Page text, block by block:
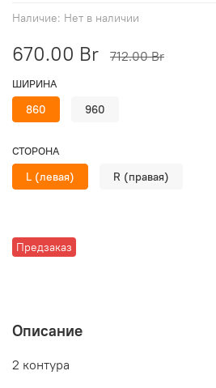
Наличие: Нет в наличии
Предзаказ
670.00 Br 712.00 Br
ШИРИНА
860 960
СТОРОНА
L (левая) R (правая)
Описание
2 контура